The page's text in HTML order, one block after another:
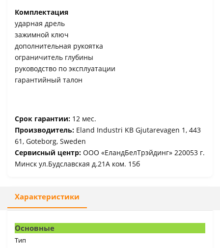
Комплектация
ударная дрель
зажимной ключ
дополнительная рукоятка
ограничитель глубины
руководство по эксплуатации
гарантийный талон
Срок гарантии: 12 мес.
Производитель: Eland Industri KB Gjutarevagen 1, 443
61, Goteborg, Sweden
Сервисный центр: ООО «ЕландБелТрэйдинг» 220053 г.
Минск ул.Будславская д.21А ком. 15б
Характеристики
Основные
Тип